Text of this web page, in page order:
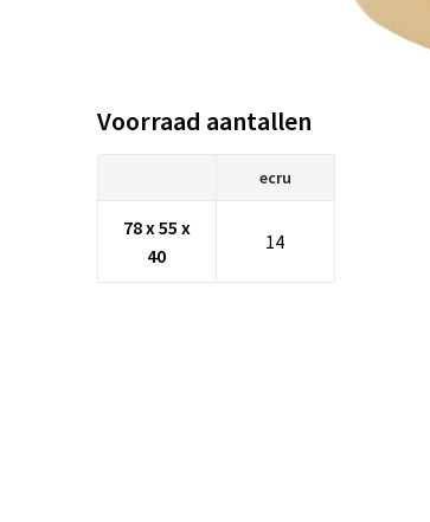
Voorraad aantallen
ecru
78 x 55 x
40
14